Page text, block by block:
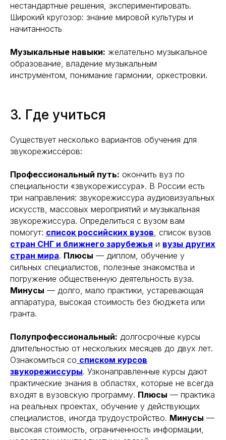
нестандартные решения, экспериментировать.
Широкий кругозор: знание мировой культуры и
начитанность
Музыкальные навыки: желательно музыкальное
образование, владение музыкальным
инструментом, понимание гармонии, оркестровки.
3. Где учиться
Существует несколько вариантов обучения для
звукорежиссёров:
Профессиональный путь: окончить вуз по
специальности «звукорежиссура». В России есть
три направления: звукорежиссура аудиовизуальных
искусств, массовых мероприятий и музыкальная
звукорежиссура. Определиться с вузом вам
помогут: список российских вузов, список вузов
стран СНГ и ближнего зарубежья и вузы других
стран мира. Плюсы — диплом, обучение у
сильных специалистов, полезные знакомства и
погружение общественную деятельность вуза.
Минусы — долго, мало практики, устаревающая
аппаратура, высокая стоимость без бюджета или
гранта.
Полупрофессиональный: долгосрочные курсы
длительностью от нескольких месяцев до двух лет.
Ознакомиться со списком курсов
звукорежиссуры. Узконаправленные курсы дают
практические знания в областях, которые не всегда
входят в вузовскую программу. Плюсы — практика
на реальных проектах, обучение у действующих
специалистов, иногда трудоустройство. Минусы —
высокая стоимость, ограниченность информации,